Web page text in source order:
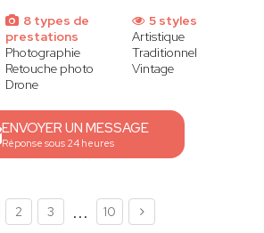
8 types de
prestations
Photographie
Retouche photo
Drone
5 styles
Artistique
Traditionnel
Vintage
ENVOYER UN MESSAGE
Réponse sous 24 heures
2 3 ... 10